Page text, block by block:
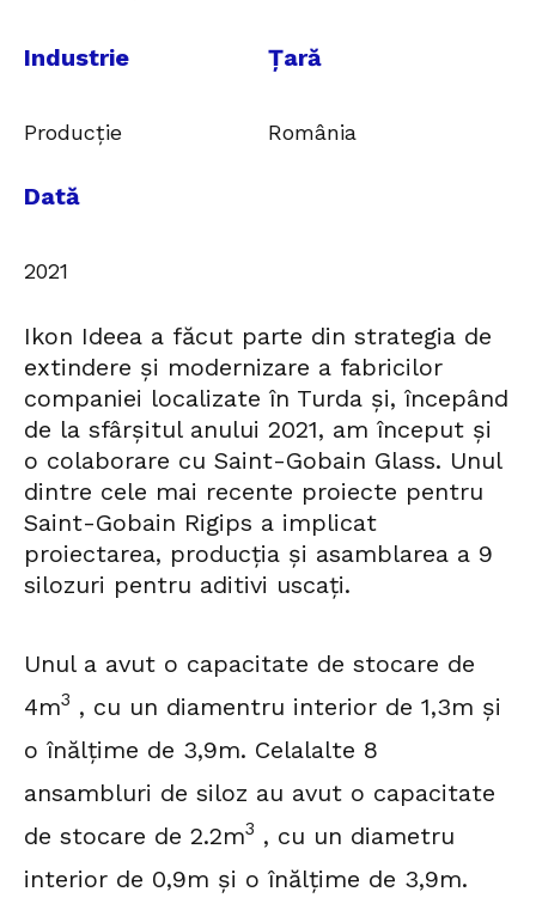
Ikon Ideea a făcut parte din strategia de
extindere și modernizare a fabricilor
companiei localizate în Turda și, începând
de la sfârșitul anului 2021, am început și
o colaborare cu Saint-Gobain Glass. Unul
dintre cele mai recente proiecte pentru
Saint-Gobain Rigips a implicat
proiectarea, producția și asamblarea a 9
silozuri pentru aditivi uscați.
Unul a avut o capacitate de stocare de
4m3 , cu un diamentru interior de 1,3m și
o înălțime de 3,9m. Celalalte 8
ansambluri de siloz au avut o capacitate
de stocare de 2.2m3 , cu un diametru
interior de 0,9m și o înălțime de 3,9m.
Industrie
Producție
Țară
România
Dată
2021